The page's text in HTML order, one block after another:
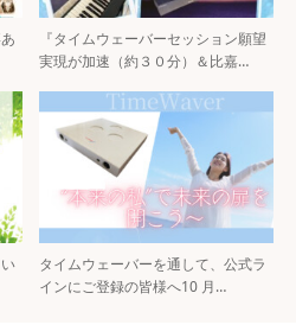
『タイムウェーバーセッション願望
実現が加速（約３０分）＆比嘉…
タイムウェーバーを通して、公式ラ
インにご登録の皆様へ10 月…